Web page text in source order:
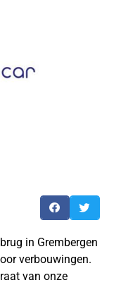
in Grembergen
verbouwingen.
van onze